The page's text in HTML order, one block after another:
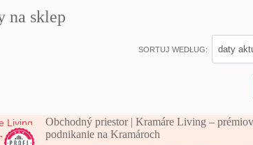
na sklep
SORTUJ WEDŁUG:
Obchodný priestor | Kramáre Living –
podnikanie na Kramároch